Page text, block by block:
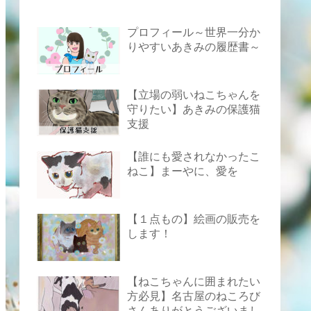
プロフィール～世界一分か
りやすいあきみの履歴書～
【立場の弱いねこちゃんを
守りたい】あきみの保護猫
支援
【誰にも愛されなかったこ
ねこ】まーやに、愛を
【１点もの】絵画の販売を
します！
【ねこちゃんに囲まれたい
方必見】名古屋のねころび